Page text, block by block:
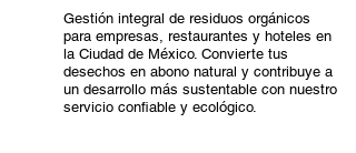
Gestión integral de residuos orgánicos
para empresas, restaurantes y hoteles en
la Ciudad de México. Convierte tus
desechos en abono natural y contribuye a
un desarrollo más sustentable con nuestro
servicio confiable y ecológico.